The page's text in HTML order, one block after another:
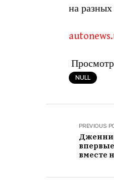
на
NULL
PREVIOUS
вместе